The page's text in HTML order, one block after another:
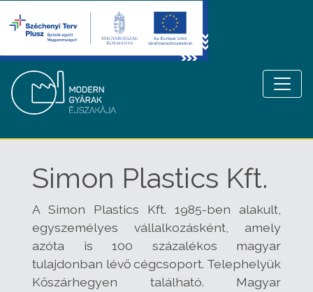
Simon Plastics Kft.
A Simon Plastics Kft. 1985-ben alakult,
egyszemélyes vállalkozásként, amely
azóta is 100 százalékos magyar
tulajdonban lévő cégcsoport. Telephelyük
Kőszárhegyen található. Magyar